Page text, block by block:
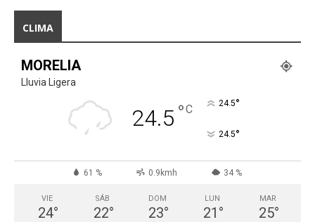
CLIMA
MORELIA
Lluvia Ligera
24.5 °C 24.5°
24.5°
61 % 0.9kmh 34 %
VIE
24°
SÁB
22°
DOM
23°
LUN
21 °
MAR
25°